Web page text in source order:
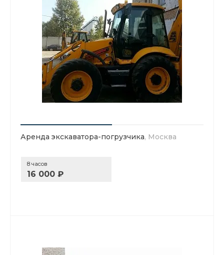
Аренда экскаватора-погрузчика, Москва
8 часов
16 000 ₽